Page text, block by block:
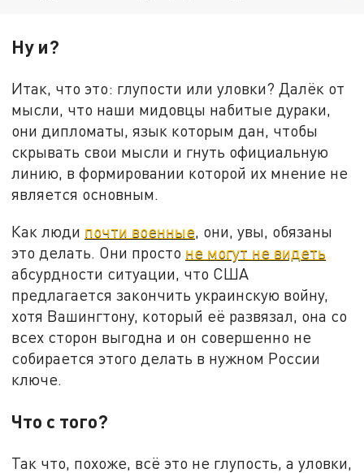
Ну и?
Итак, что это: глупости или уловки? Далёк от
мысли, что наши мидовцы набитые дураки,
они дипломаты, язык которым дан, чтобы
скрывать свои мысли и гнуть официальную
линию, в формировании которой их мнение не
является основным.
Как люди почти военные, они, увы, обязаны
это делать. Они просто не могут не видеть
абсурдности ситуации, что США
предлагается закончить украинскую войну,
хотя Вашингтону, который её развязал, она со
всех сторон выгодна и он совершенно не
собирается этого делать в нужном России
ключе.
Что с того?
Так что, похоже, всё это не глупость, а уловки,